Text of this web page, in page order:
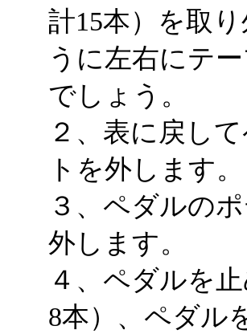
計15本）を取
うに左右にテ
でしょう。
２、表に戻し
トを外します。
３、ペダルの
外します。
４、ペダルを
8本）、ペダル